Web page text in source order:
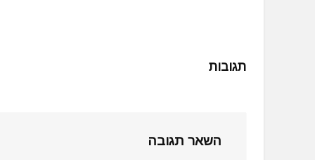
תגובות
השאר תגובה